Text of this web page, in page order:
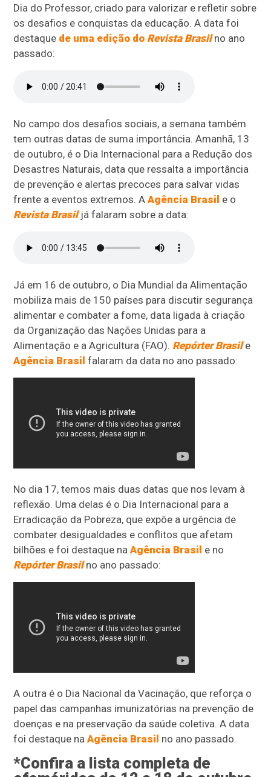
Dia do Professor, criado para valorizar e refletir sobre
os desafios e conquistas da educação. A data foi
destaque de uma edição do Revista Brasil no ano
passado:
No campo dos desafios sociais, a semana também
tem outras datas de suma importância. Amanhã, 13
de outubro, é o Dia Internacional para a Redução dos
Desastres Naturais, data que ressalta a importância
de prevenção e alertas precoces para salvar vidas
frente a eventos extremos. AAgência Brasil e o
Revista Brasil já falaram sobre a data:
Já em 16 de outubro, o Dia Mundial da Alimentação
mobiliza mais de 150 países para discutir segurança
alimentar e combater a fome, data ligada à criação
da Organização das Nações Unidas para a
Alimentação e a Agricultura (FAO). Repórter Brasil e
Agência Brasil falaram da data no ano passado:
No dia 17, temos mais duas datas que nos levam à
reflexão. Uma delas é o Dia Internacional para a
Erradicação da Pobreza, que expõe a urgência de
combater desigualdades e conflitos que afetam
bilhões e foi destaque naAgência Brasil e no
Repórter Brasil no ano passado:
A outra é o Dia Nacional da Vacinação, que reforça o
papel das campanhas imunizatórias na prevenção de
doenças e na preservação da saúde coletiva. A data
foi destaque naAgência Brasil no ano passado.
*Confira a lista completa de